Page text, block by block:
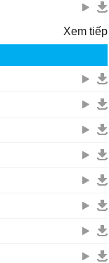
Xem tiếp